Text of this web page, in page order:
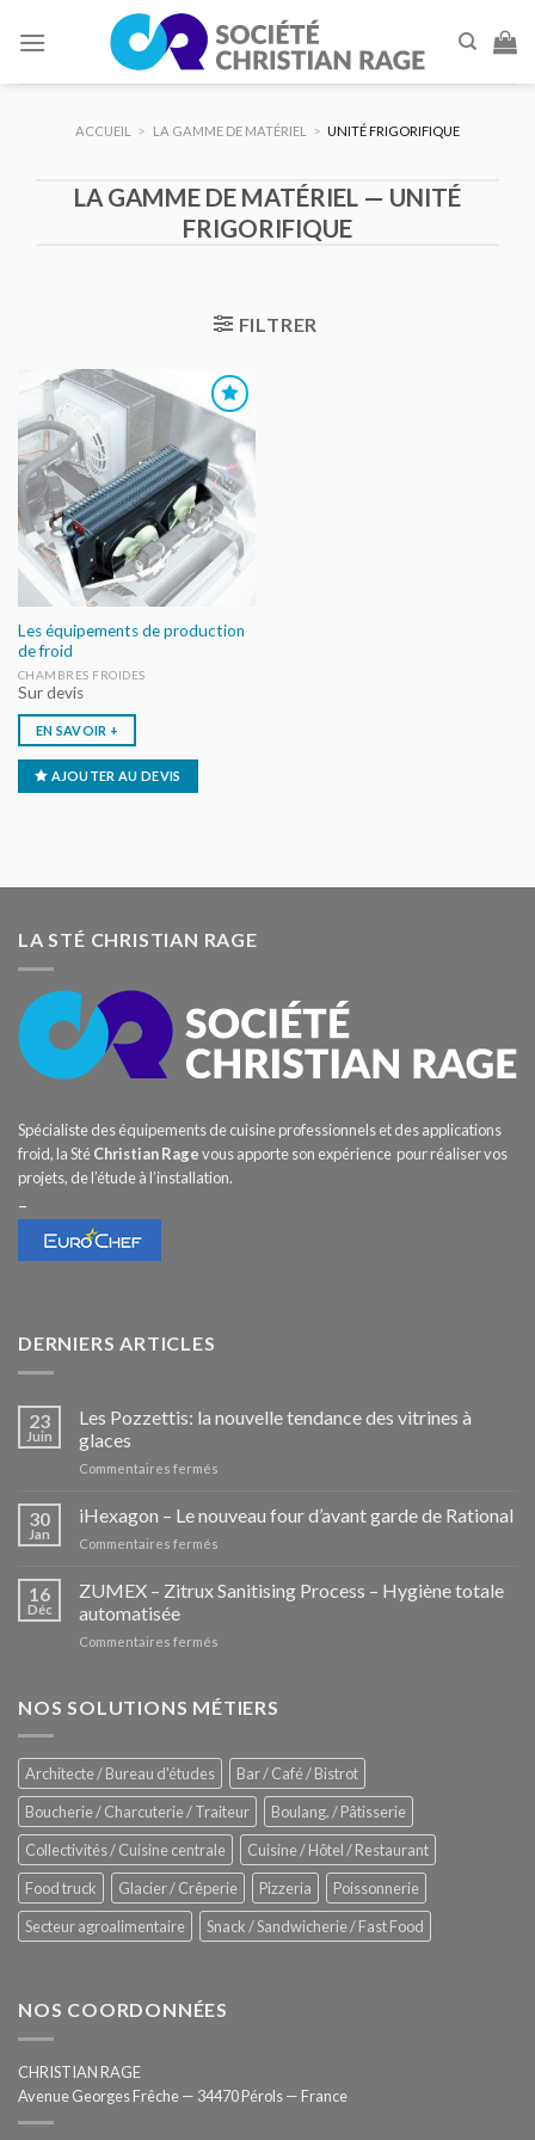
ACCUEIL > LA GAMME DE MATÉRIEL > UNITÉ FRIGORIFIQUE
LA GAMME DE MATÉRIEL — UNITÉ
FRIGORIFIQUE
FILTRER
AU DEVIS
Les équipements de production
de froid
CHAMBRES FROIDES
Sur devis
EN SAVOIR +
AJOUTER AU DEVIS
LA STÉ CHRISTIAN RAGE
Spécialiste des équipements de cuisine professionnels et des applications
froid, la StéChristian Ragevous apporte son expérience pour réaliser vos
projets, de l’étude à l’installation.
–
DERNIERS ARTICLES
23
Juin
Les Pozzettis: la nouvelle tendance des vitrines à
glaces
Commentaires fermés
Pozzettis:
la
des
30
Jan
iHexagon – Le nouveau four d’avant garde de Rational
Commentaires fermés
–
Le
de
16
Déc
ZUMEX – Zitrux Sanitising Process – Hygiène totale
automatisée
Commentaires fermés
Zitrux
–
Hygiène
totale
automatisée
NOS SOLUTIONS MÉTIERS
Architecte / Bureau d'études
Bar / Café / Bistrot
Boucherie / Charcuterie / Traiteur
Boulang. / Pâtisserie
Collectivités / Cuisine centrale
Cuisine / Hôtel / Restaurant
Food truck
Glacier / Crêperie Pizzeria
Poissonnerie
Secteur agroalimentaire
Snack / Sandwicherie / Fast Food
NOS COORDONNÉES
CHRISTIAN RAGE
Avenue Georges Frêche — 34470 Pérols — France